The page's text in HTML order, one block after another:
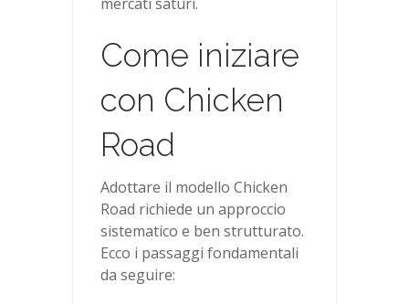
Come iniziare
con Chicken
Road
Adottare il modello Chicken
Road richiede un approccio
sistematico e ben strutturato.
Ecco i passaggi fondamentali
da seguire: